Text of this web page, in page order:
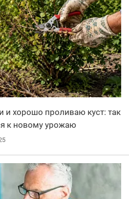
и хорошо проливаю куст: так
к новому урожаю